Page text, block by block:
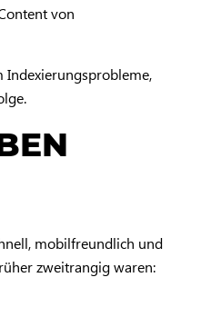
von
Indexierungsprobleme,
mobilfreundlich und
zweitrangig waren: